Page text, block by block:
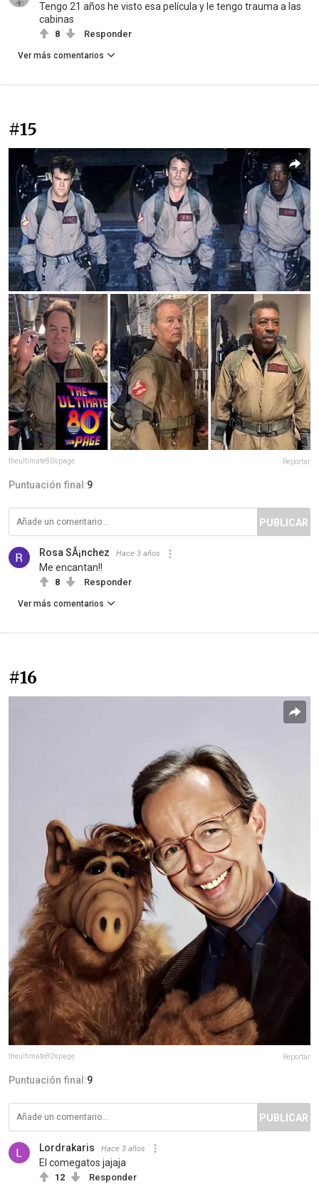
Tengo 21 años he visto esa película y le tengo trauma a las
cabinas
8 Responder
Ver más comentarios
#15
theultimate80spage Reportar
Puntuación final:9
PUBLICAR
Rosa SÃ¡nchez Hace 3 años
Me encantan!!
8 Responder
Ver más comentarios
#16
theultimate80spage Reportar
Puntuación final:9
PUBLICAR
Lordrakaris Hace 3 años
El comegatos jajaja
12 Responder